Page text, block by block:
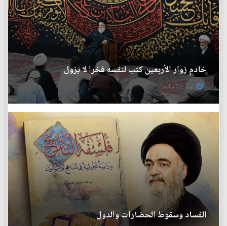
خادم زوار الأربعين كتب لنفسه فخرا لا يزول
منذ 22 ساعة
الفساد وسقوط الحضارات والدول